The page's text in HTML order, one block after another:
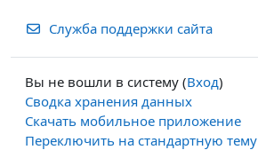
Служба поддержки сайта
Вы не вошли в систему (Вход)
Сводка хранения данных
Скачать мобильное приложение
Переключить на стандартную тему